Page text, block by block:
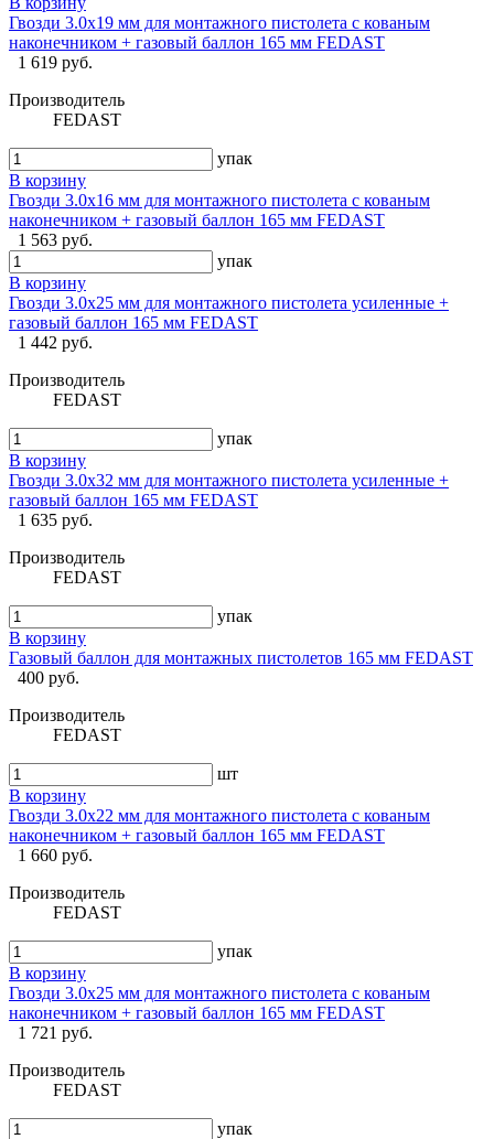
Гвозди 3.0x19 мм для монтажного пистолета с кованым
наконечником + газовый баллон 165 мм FEDAST
1 619 руб.
Производитель
FEDAST
упак
В корзину
Гвозди 3.0x16 мм для монтажного пистолета с кованым
наконечником + газовый баллон 165 мм FEDAST
1 563 руб.
упак
В корзину
Гвозди 3.0x25 мм для монтажного пистолета усиленные +
газовый баллон 165 мм FEDAST
1 442 руб.
Производитель
FEDAST
упак
В корзину
Гвозди 3.0x32 мм для монтажного пистолета усиленные +
газовый баллон 165 мм FEDAST
1 635 руб.
Производитель
FEDAST
упак
В корзину
Газовый баллон для монтажных пистолетов 165 мм FEDAST
400 руб.
Производитель
FEDAST
шт
В корзину
Гвозди 3.0x22 мм для монтажного пистолета с кованым
наконечником + газовый баллон 165 мм FEDAST
1 660 руб.
Производитель
FEDAST
упак
В корзину
Гвозди 3.0x25 мм для монтажного пистолета с кованым
наконечником + газовый баллон 165 мм FEDAST
1 721 руб.
Производитель
FEDAST
упак